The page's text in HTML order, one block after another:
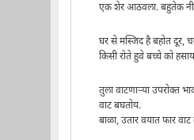
एक शेर आठवला. बहुतेक
घर से मस्जिद है बहोत दूर,
किसी रोते हुवे बच्चे को
तुला वाटणार्‍या उपरोक्त
वाट बघतोय.
बाळा, उतार वयात फार